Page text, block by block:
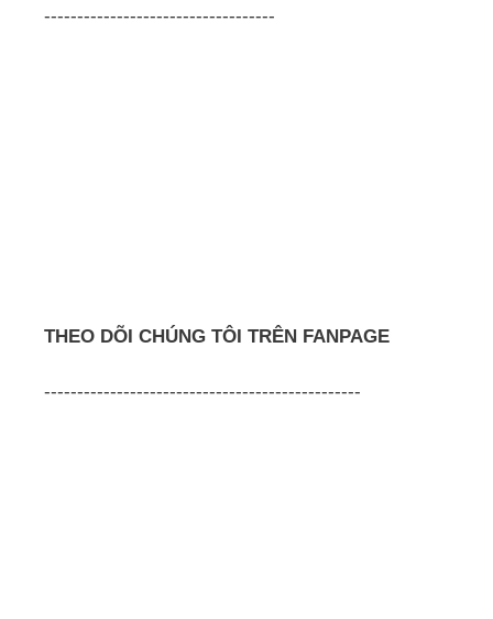
-----------------------------------
THEO DÕI CHÚNG TÔI TRÊN FANPAGE
------------------------------------------------